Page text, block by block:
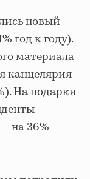
новый
год к году).
материала
канцелярия
На подарки
на 36%